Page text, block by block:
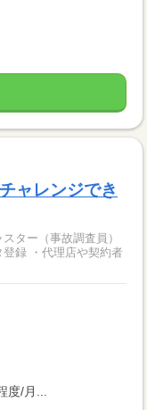
ャレンジでき
ター（事故調査員）
録 ・代理店や契約者
/月...